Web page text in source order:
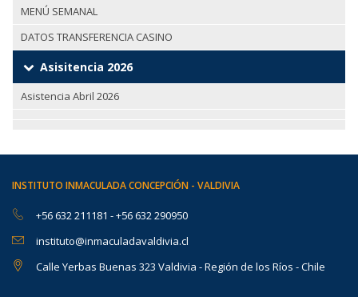
MENÚ SEMANAL
DATOS TRANSFERENCIA CASINO
Asisitencia 2026
Asistencia Abril 2026
INSTITUTO INMACULADA CONCEPCIÓN - VALDIVIA
+56 632 211181 -+56 632 290950
instituto@inmaculadavaldivia.cl
Calle Yerbas Buenas 323 Valdivia - Región de los Ríos - Chile